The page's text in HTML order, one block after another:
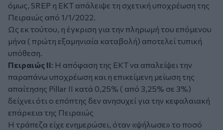
όμως, SREP η ΕΚΤ απάλειψε τη σχετική υποχρέωση της
Πειραιώς από 1/1/2022.
Ως εκ τούτου, η έγκριση για την πληρωμή του επόμενου
μήνα ( πρώτη εξαμηνιαία καταβολή) αποτελεί τυπική
υπόθεση.
Πειραιώς ΙΙ: Η απόφαση της ΕΚΤ να απαλείψει την
παραπάνω υποχρέωση και η επικείμενη μείωση της
απαίτησης Pillar II κατά 0,25% ( από 3,25% σε 3%)
δείχνει ότι ο επόπτης δεν ανησυχεί για την κεφαλαιακή
επάρκεια της Πειραιώς
Η τράπεζα είχε ενημερώσει, όταν «ψήλωσε» το ποσό